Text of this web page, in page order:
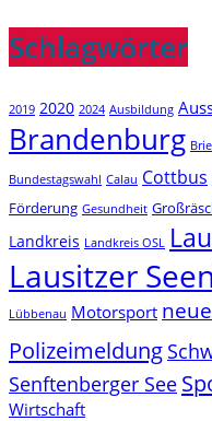
Schlagwörter
2019 2020 2024 Ausbildung
Brandenburg
Bundestagswahl Calau Cottbus
Förderung Gesundheit
Landkreis Landkreis OSL
Lausitzer
Lübbenau Motorsport
Polizeimeldung
Senftenberger See
Wirtschaft